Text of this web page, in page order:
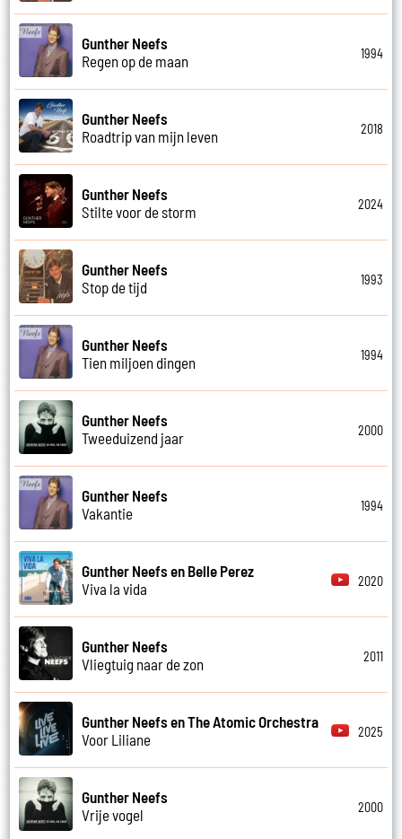
Gunther Neefs
Regen op de maan
1994
Gunther Neefs
Roadtrip van mijn leven
2018
Gunther Neefs
Stilte voor de storm
2024
Gunther Neefs
Stop de tijd
1993
Gunther Neefs
Tien miljoen dingen
1994
Gunther Neefs
Tweeduizend jaar
2000
Gunther Neefs
Vakantie
1994
Gunther Neefs en Belle Perez
Viva la vida
2020
Gunther Neefs
Vliegtuig naar de zon
2011
Gunther Neefs en The Atomic Orchestra
Voor Liliane
2025
Gunther Neefs
Vrije vogel
2000